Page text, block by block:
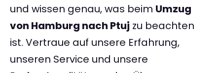
und wissen genau, was beim Umzug
von Hamburg nach Ptuj zu beachten
ist. Vertraue auf unsere Erfahrung,
unseren Service und unsere